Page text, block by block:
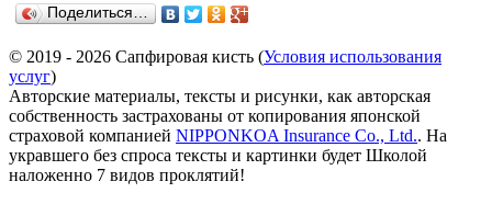
Поделиться…
© 2019 - 2026 Сапфировая кисть (Условия использования
услуг)
Авторские материалы, тексты и рисунки, как авторская
собственность застрахованы от копирования японской
страховой компанией NIPPONKOA Insurance Co., Ltd.. На
укравшего без спроса тексты и картинки будет Школой
наложенно 7 видов проклятий!